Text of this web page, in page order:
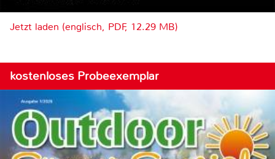
Jetzt laden (englisch, PDF, 12.29 MB)
kostenloses Probeexemplar